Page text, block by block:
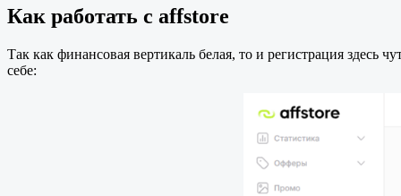
Как работать с affstore
Так как финансовая вертикаль белая, то и регистрация
себе: